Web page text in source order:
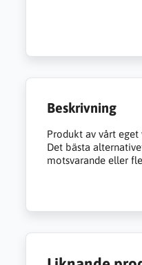
Beskrivning
Produkt av vårt eget
Det bästa
motsvarande eller